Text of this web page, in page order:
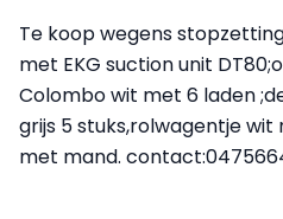
Te koop wegens
met EKG suction unit
Colombo wit met 6 laden
grijs 5 stuks,rolwagentje
met mand.